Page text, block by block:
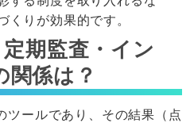
くりが効果的です。
期監査・イン
関係は？
ツールであり、その結果（点